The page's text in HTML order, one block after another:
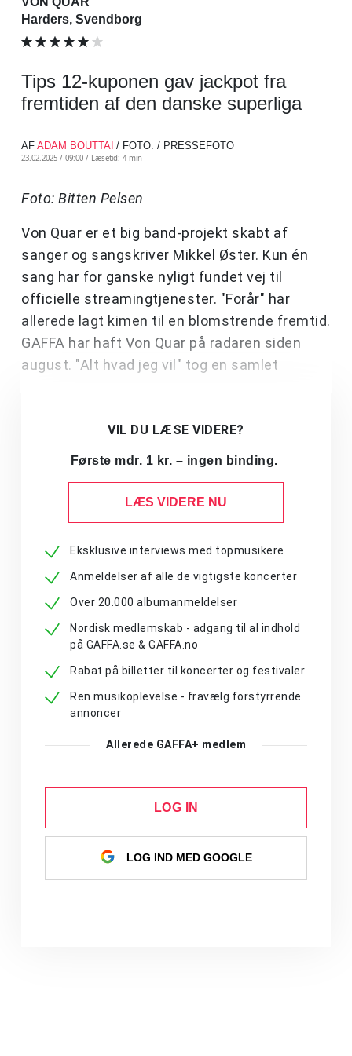
Harders, Svendborg
Tips 12-kuponen gav jackpot fra
fremtiden af den danske superliga
AF ADAM BOUTTAI / FOTO: / PRESSEFOTO
23.02.2025 / 09:00 / Læsetid: 4 min
Foto: Bitten Pelsen
Von Quar er et big band-projekt skabt af
sanger og sangskriver Mikkel Øster. Kun én
sang har for ganske nyligt fundet vej til
officielle streamingtjenester. "Forår" har
allerede lagt kimen til en blomstrende fremtid.
GAFFA har haft Von Quar på radaren siden
august. "Alt hvad jeg vil" tog en samlet
VIL DU LÆSE VIDERE?
Første mdr. 1 kr. – ingen binding.
LÆS VIDERE NU
Eksklusive interviews med topmusikere
Anmeldelser af alle de vigtigste koncerter
Over 20.000 albumanmeldelser
Nordisk medlemskab - adgang til al indhold
på GAFFA.se & GAFFA.no
Rabat på billetter til koncerter og festivaler
Ren musikoplevelse - fravælg forstyrrende
annoncer
Allerede GAFFA+ medlem
LOG IN
LOG IND MED GOOGLE